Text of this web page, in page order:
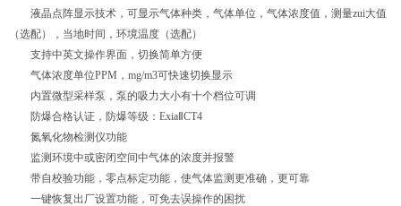
液晶点阵显示技术，可显示气体种类，气体单位，气体浓度值，测量zui大值
（选配），当地时间，环境温度（选配）
支持中英文操作界面，切换简单方便
气体浓度单位PPM，mg/m3可快速切换显示
内置微型采样泵，泵的吸力大小有十个档位可调
防爆合格认证，防爆等级：ExiaⅡCT4
氮氧化物检测仪功能
监测环境中或密闭空间中气体的浓度并报警
带自校验功能，零点标定功能，使气体监测更准确，更可靠
一键恢复出厂设置功能，可免去误操作的困扰